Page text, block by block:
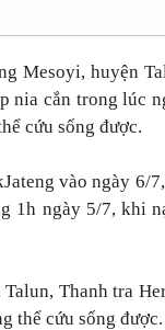
Mesoyi, huyện
nia cắn trong lúc
cứu sống được.
vào ngày 6/
1h ngày 5/7, khi
Thanh tra
thể cứu sống được.